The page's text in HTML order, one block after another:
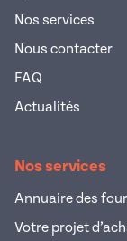
Nos services
Nous contacter
FAQ
Actualités
Nos services
Annuaire des
Votre projet